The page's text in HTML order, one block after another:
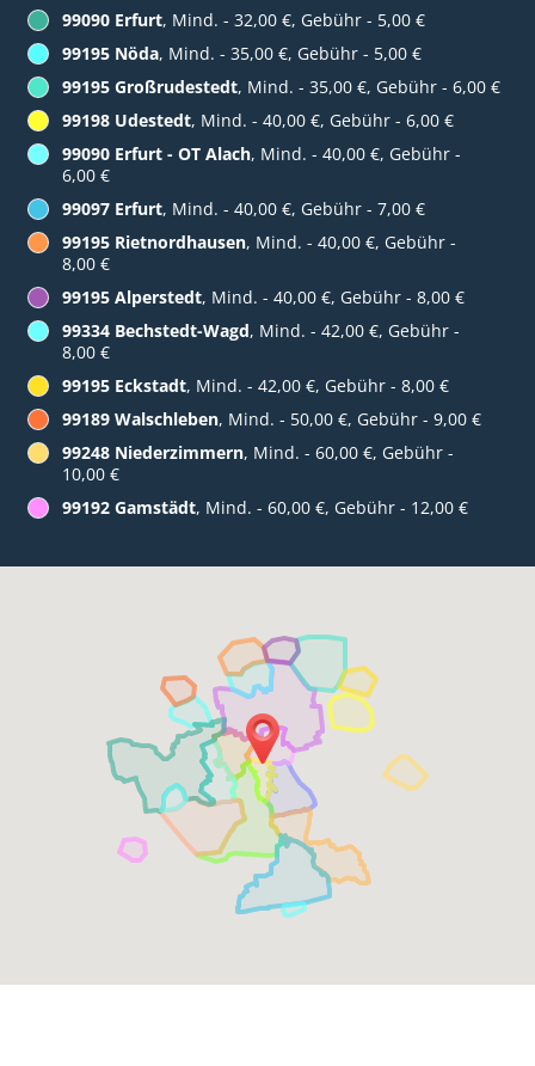
99090 Erfurt, Mind. - 32,00 €, Gebühr - 5,00 €
99195 Nöda, Mind. - 35,00 €, Gebühr - 5,00 €
99195 Großrudestedt, Mind. - 35,00 €, Gebühr - 6,00 €
99198 Udestedt, Mind. - 40,00 €, Gebühr - 6,00 €
99090 Erfurt - OT Alach, Mind. - 40,00 €, Gebühr -
6,00 €
99097 Erfurt, Mind. - 40,00 €, Gebühr - 7,00 €
99195 Rietnordhausen, Mind. - 40,00 €, Gebühr -
8,00 €
99195 Alperstedt, Mind. - 40,00 €, Gebühr - 8,00 €
99334 Bechstedt-Wagd, Mind. - 42,00 €, Gebühr -
8,00 €
99195 Eckstadt, Mind. - 42,00 €, Gebühr - 8,00 €
99189 Walschleben, Mind. - 50,00 €, Gebühr - 9,00 €
99248 Niederzimmern, Mind. - 60,00 €, Gebühr -
10,00 €
99192 Gamstädt, Mind. - 60,00 €, Gebühr - 12,00 €